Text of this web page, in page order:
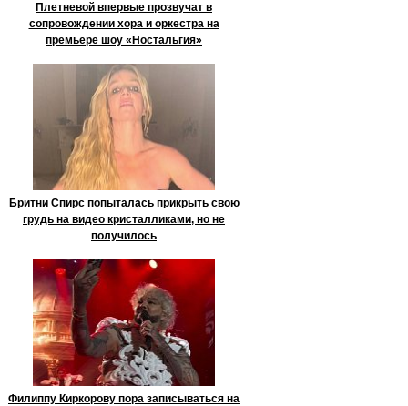
Плетневой впервые прозвучат в
сопровождении хора и оркестра на
премьере шоу «Ностальгия»
Бритни Спирс попыталась прикрыть свою
грудь на видео кристалликами, но не
получилось
Филиппу Киркорову пора записываться на